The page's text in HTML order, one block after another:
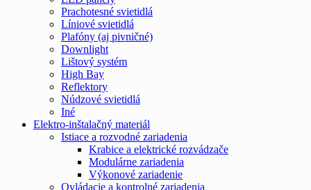
Prachotesné svietidlá
Líniové svietidlá
Plafóny (aj pivničné)
Downlight
Lištový systém
High Bay
Reflektory
Núdzové svietidlá
Iné
Elektro-inštalačný materiál
Istiace a rozvodné zariadenia
Krabice a elektrické rozvádzače
Modulárne zariadenia
Výkonové zariadenie
Ovládacie a kontrolné zariadenia